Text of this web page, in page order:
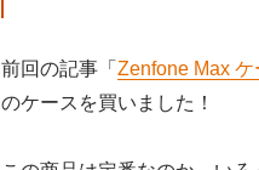
前回の記事「 Zenfone Max
のケースを買いました！